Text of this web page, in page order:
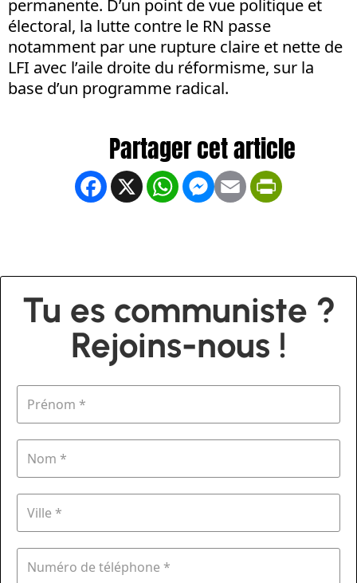
permanente. D’un point de vue politique et
électoral, la lutte contre le RN passe
notamment par une rupture claire et nette de
LFI avec l’aile droite du réformisme, sur la
base d’un programme radical.
Facebook
X WhatsApp
Messenger
Email
Tu es communiste ?
Rejoins-nous !